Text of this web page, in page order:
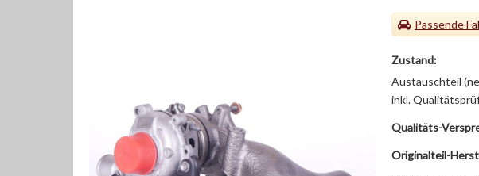
Passende
Zustand:
Austauschteil
inkl.
Qualitäts-
Originalteil-